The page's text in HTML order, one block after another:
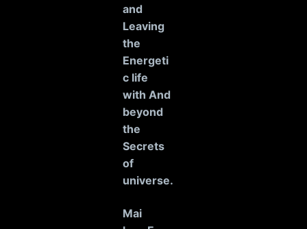
and
Leaving
the
Energeti
c life
with And
beyond
the
Secrets
of
universe.
Mai